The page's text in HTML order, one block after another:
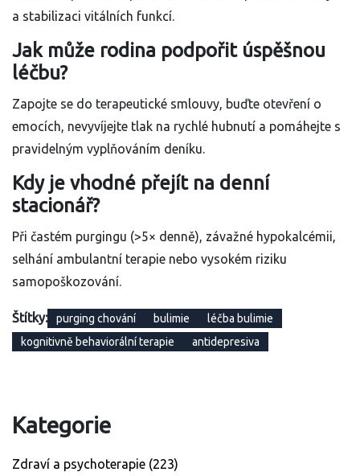
a stabilizaci vitálních funkcí.
Jak může rodina podpořit úspěšnou
léčbu?
Zapojte se do terapeutické smlouvy, buďte otevření o
emocích, nevyvíjejte tlak na rychlé hubnutí a pomáhejte s
pravidelným vyplňováním deníku.
Kdy je vhodné přejít na denní
stacionář?
Při častém purgingu (>5× denně), závažné hypokalcémii,
selhání ambulantní terapie nebo vysokém riziku
samopoškozování.
Štítky: purging chování bulimie
léčba bulimie
kognitivně behaviorální terapie
antidepresiva
Kategorie
Zdraví a psychoterapie (223)